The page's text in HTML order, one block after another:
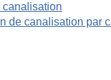
canalisation
de canalisation par